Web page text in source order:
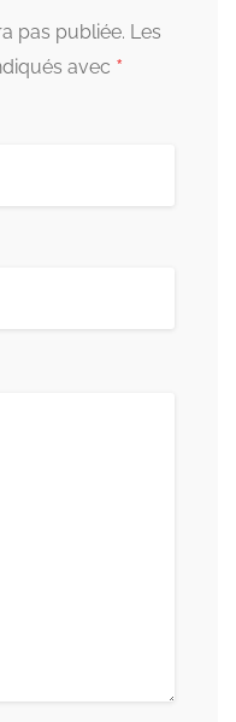
pas publiée. Les
avec *